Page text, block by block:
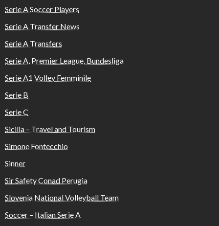
Serie A Soccer Players
Serie A Transfer News
Serie A Transfers
Serie A, Premier League, Bundesliga
Serie A1 Volley Femminile
Serie B
Serie C
Sicilia – Travel and Tourism
Simone Fontecchio
Sinner
Sir Safety Conad Perugia
Slovenia National Volleyball Team
Soccer – Italian Serie A